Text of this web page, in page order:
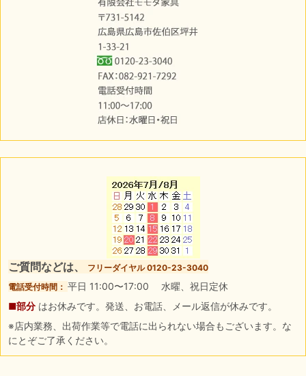
ご質問などは、
フリーダイヤル 0120-23-3040
電話受付時間： 平日 11:00〜17:00 水曜、祝日定休
■部分 はお休みです。発送、お電話、メール返信が休みです。
※店内業務、出荷作業等で電話に出られない場合もございます。な
にとぞご了承ください。